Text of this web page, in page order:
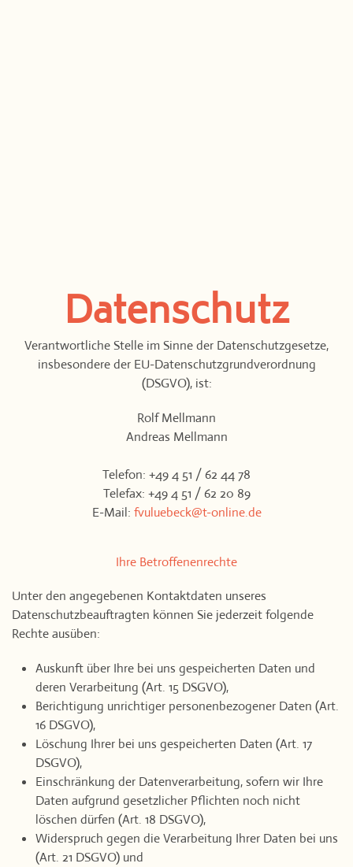
Datenschutz
Verantwortliche Stelle im Sinne der Datenschutzgesetze,
insbesondere der EU-Datenschutzgrundverordnung
(DSGVO), ist:
Rolf Mellmann
Andreas Mellmann
Telefon: +49 4 51 / 62 44 78
Telefax: +49 4 51 / 62 20 89
E-Mail: fvuluebeck@t-online.de
Ihre Betroffenenrechte
Unter den angegebenen Kontaktdaten unseres
Datenschutzbeauftragten können Sie jederzeit folgende
Rechte ausüben:
Auskunft über Ihre bei uns gespeicherten Daten und
deren Verarbeitung (Art. 15 DSGVO),
Berichtigung unrichtiger personenbezogener Daten (Art.
16 DSGVO),
Löschung Ihrer bei uns gespeicherten Daten (Art. 17
DSGVO),
Einschränkung der Datenverarbeitung, sofern wir Ihre
Daten aufgrund gesetzlicher Pflichten noch nicht
löschen dürfen (Art. 18 DSGVO),
Widerspruch gegen die Verarbeitung Ihrer Daten bei uns
(Art. 21 DSGVO) und